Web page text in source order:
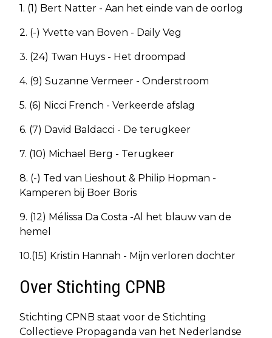
1. (1) Bert Natter - Aan het einde van de oorlog
2. (-) Yvette van Boven - Daily Veg
3. (24) Twan Huys - Het droompad
4. (9) Suzanne Vermeer - Onderstroom
5. (6) Nicci French - Verkeerde afslag
6. (7) David Baldacci - De terugkeer
7. (10) Michael Berg - Terugkeer
8. (-) Ted van Lieshout & Philip Hopman -
Kamperen bij Boer Boris
9. (12) Mélissa Da Costa -Al het blauw van de
hemel
10.(15) Kristin Hannah - Mijn verloren dochter
Over Stichting CPNB
Stichting CPNB staat voor de Stichting
Collectieve Propaganda van het Nederlandse